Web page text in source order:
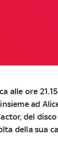
alle ore 21.15
ad
del
della sua